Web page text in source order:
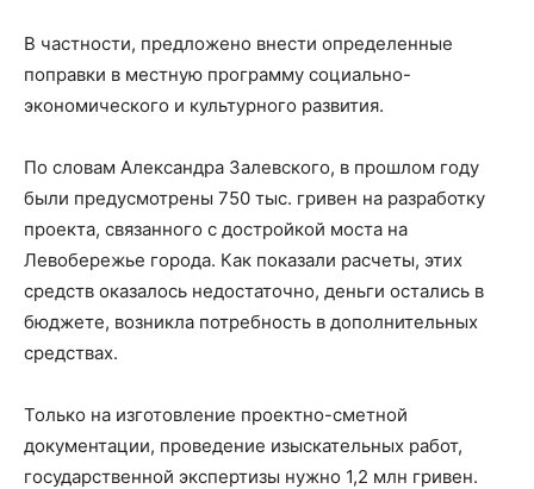
В частности, предложено внести определенные
поправки в местную программу социально-
экономического и культурного развития.
По словам Александра Залевского, в прошлом году
были предусмотрены 750 тыс. гривен на разработку
проекта, связанного с достройкой моста на
Левобережье города. Как показали расчеты, этих
средств оказалось недостаточно, деньги остались в
бюджете, возникла потребность в дополнительных
средствах.
Только на изготовление проектно-сметной
документации, проведение изыскательных работ,
государственной экспертизы нужно 1,2 млн гривен.